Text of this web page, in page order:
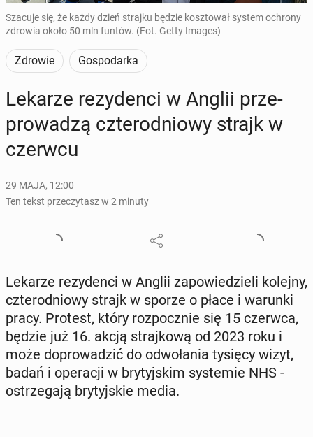
Szacuje się, że każdy dzień strajku będzie kosztował system ochrony
zdrowia około 50 mln funtów. (Fot. Getty Images)
Zdrowie Gospodarka
Lekarze re­zy­den­ci w Anglii prze­
pro­wa­dzą czte­ro­dnio­wy strajk w
czerwcu
29 MAJA, 12:00
Ten tekst przeczytasz w 2 minuty
Lekarze re­zy­den­ci w Anglii za­po­wie­dzie­li kolejny,
czte­ro­dnio­wy strajk w sporze o płace i warunki
pracy. Protest, który roz­pocz­nie się 15 czerwca,
będzie już 16. akcją straj­ko­wą od 2023 roku i
może do­pro­wa­dzić do od­wo­ła­nia tysięcy wizyt,
badań i ope­ra­cji w bry­tyj­skim sys­te­mie NHS -
ostrze­ga­ją bry­tyj­skie media.